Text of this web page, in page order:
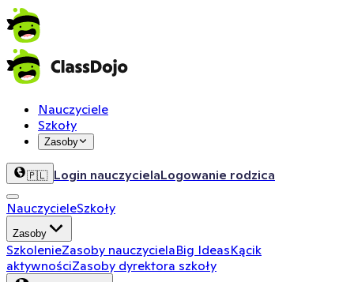
Nauczyciele
Szkoły
Zasoby
🇵🇱 Login nauczycielaLogowanie rodzica
NauczycieleSzkoły
Zasoby
SzkolenieZasoby nauczycielaBig IdeasKącik
aktywnościZasoby dyrektora szkoły